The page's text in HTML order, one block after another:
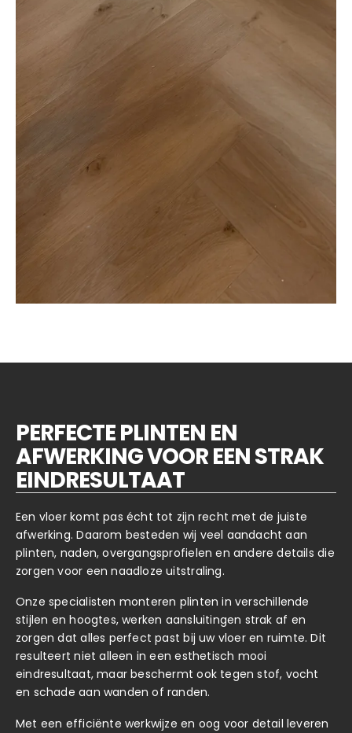
PERFECTE PLINTEN EN
AFWERKING VOOR EEN STRAK
EINDRESULTAAT
Een vloer komt pas écht tot zijn recht met de juiste
afwerking. Daarom besteden wij veel aandacht aan
plinten, naden, overgangsprofielen en andere details die
zorgen voor een naadloze uitstraling.
Onze specialisten monteren plinten in verschillende
stijlen en hoogtes, werken aansluitingen strak af en
zorgen dat alles perfect past bij uw vloer en ruimte. Dit
resulteert niet alleen in een esthetisch mooi
eindresultaat, maar beschermt ook tegen stof, vocht
en schade aan wanden of randen.
Met een efficiënte werkwijze en oog voor detail leveren